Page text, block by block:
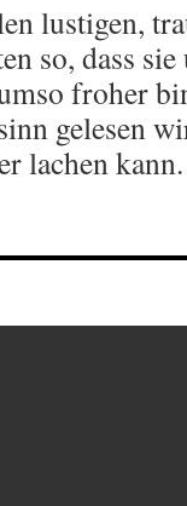
lustigen,
so, dass
froher
gelesen
lachen kann.